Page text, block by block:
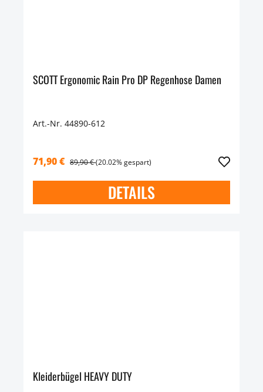
SCOTT Ergonomic Rain Pro DP Regenhose Damen
Art.-Nr. 44890-612
71,90 € 89,90 €(20.02% gespart)
DETAILS
Kleiderbügel HEAVY DUTY